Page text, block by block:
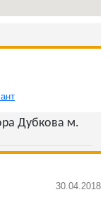
Дубкова м.
30.04.2018